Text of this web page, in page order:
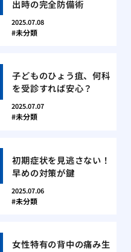
出時の完全防備術
2025.07.08
未分類
子どものひょう疽、何科
を受診すれば安心？
2025.07.07
未分類
初期症状を見逃さない！
早めの対策が鍵
2025.07.06
未分類
女性特有の背中の痛み生